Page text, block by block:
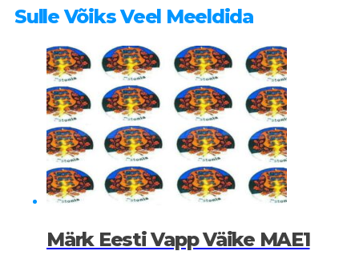
Sulle Võiks Veel Meeldida
Märk Eesti Vapp Väike MAE1